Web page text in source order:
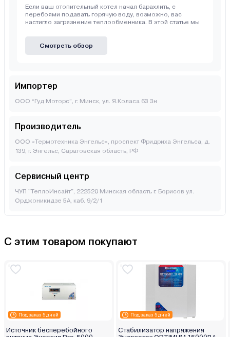
Если ваш отопительный котел начал барахлить, с
перебоями подавать горячую воду, возможно, вас
настигло загрязнение теплообменника. В этой статье мы
Смотреть обзор
Импортер
ООО “Гуд Моторс”, г. Минск, ул. Я.Коласа 63 3н
Производитель
ООО «Термотехника Энгельс», проспект Фридриха Энгельса, д.
139, г. Энгельс, Саратовская область, РФ
Сервисный центр
ЧУП "ТеплоИнсайт", 222520 Минская область г. Борисов ул.
Орджоникидзе 5А, каб. 9/2/1
С этим товаром покупают
Под заказ 5 дней
Источник бесперебойного
Под заказ 5 дней
Стабилизатор напряжения